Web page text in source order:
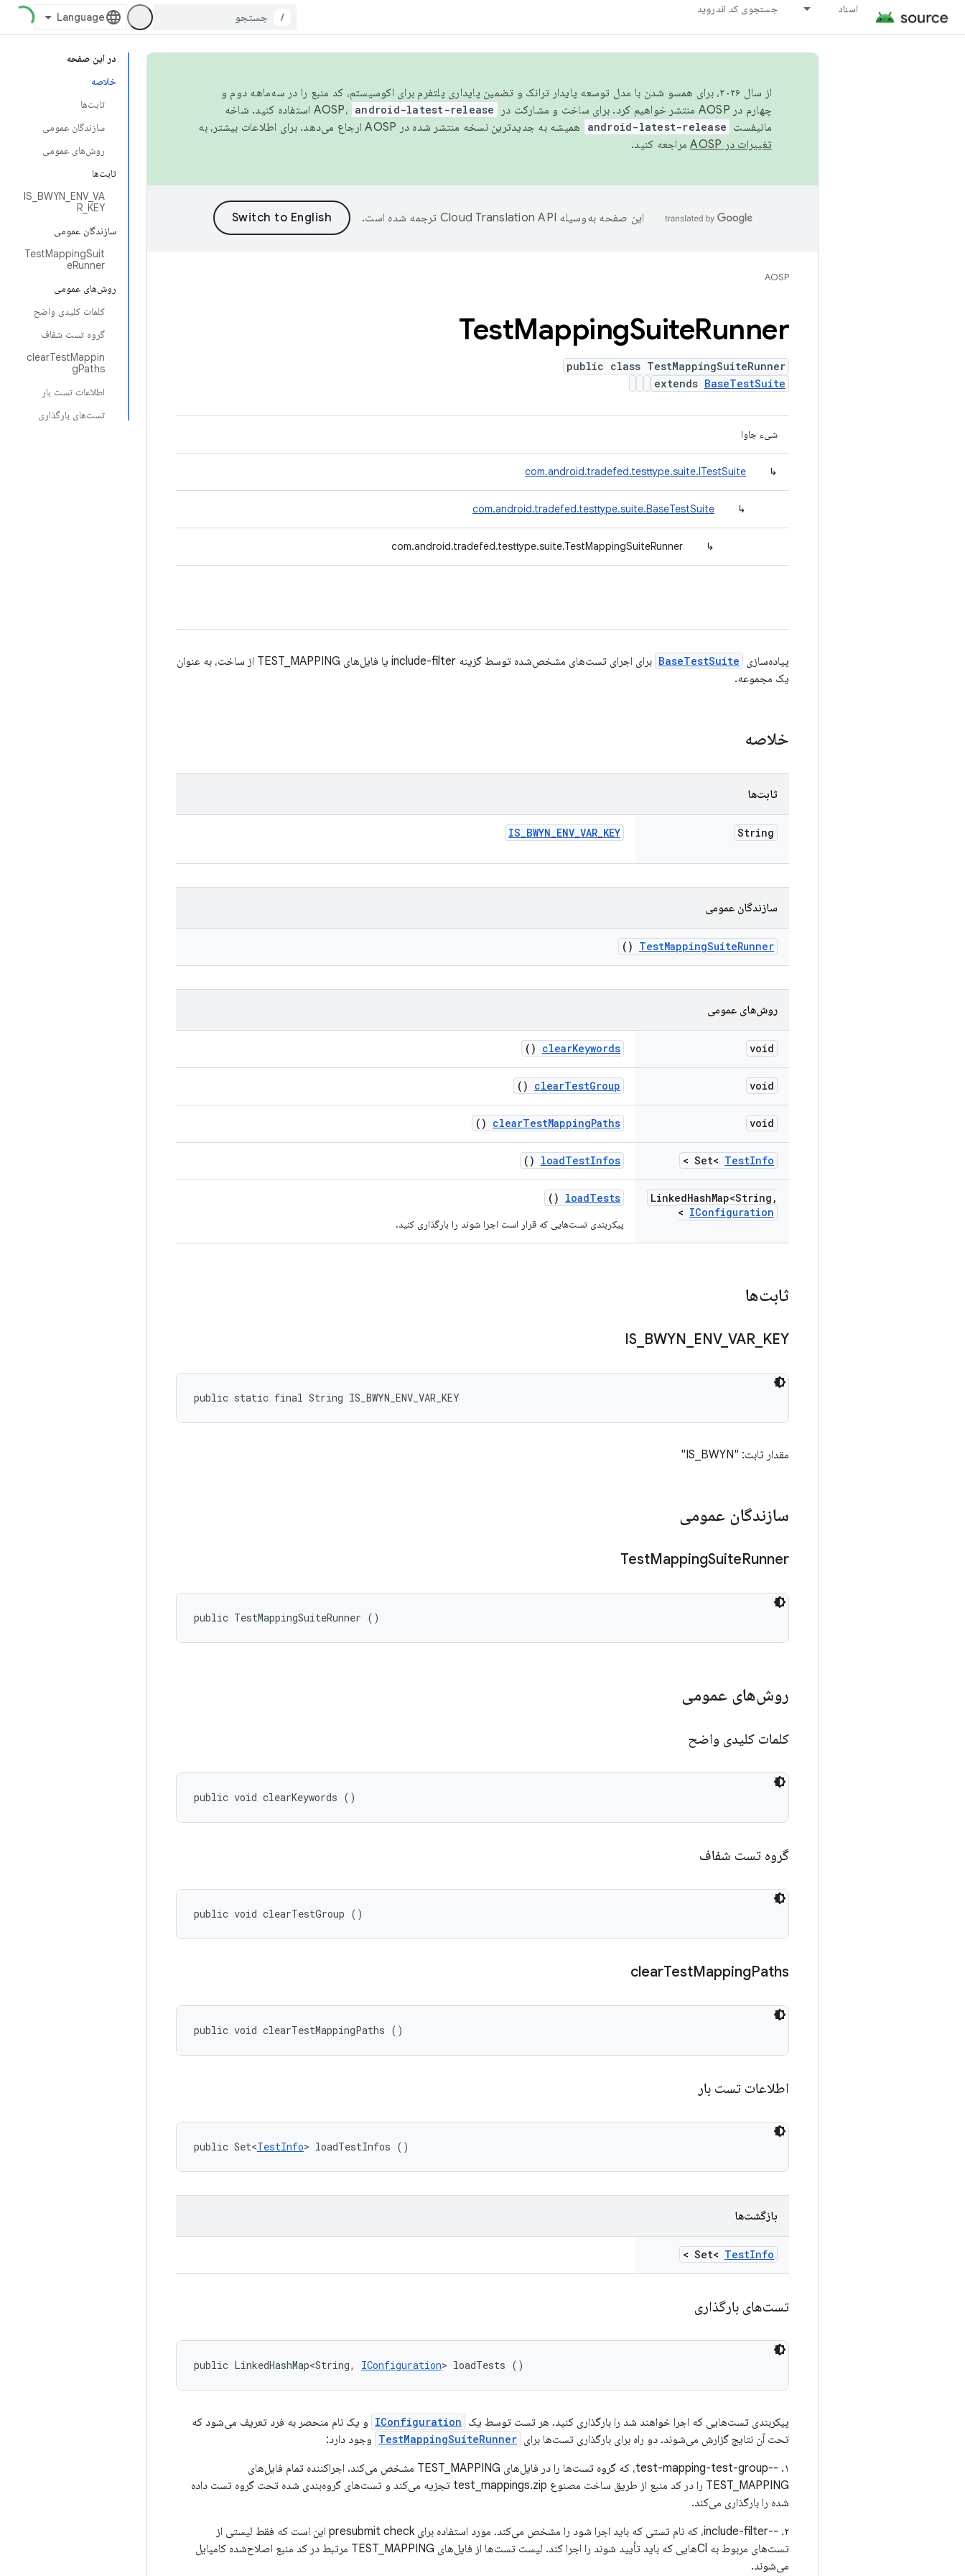
اسناد جستجوی کد اندروید
/
در این صفحه
خلاصه
ثابت‌ها
سازندگان عمومی
روش‌های عمومی
ثابت‌ها
IS_BWYN_ENV_VA
R_KEY
سازندگان عمومی
TestMappingSuit
eRunner
روش‌های عمومی
کلمات کلیدی واضح
گروه تست شفاف
clearTestMappin
gPaths
اطلاعات تست بار
تست‌های بارگذاری
از سال ۲۰۲۶، برای همسو شدن با مدل توسعه پایدار ترانک و تضمین پایداری پلتفرم برای اکوسیستم، کد منبع را در سه‌ماهه دوم و
چهارم در AOSP منتشر خواهیم کرد. برای ساخت و مشارکت در AOSP،
android-latest-release
استفاده کنید. شاخه
مانیفست android-latest-release
همیشه به جدیدترین نسخه منتشر شده در AOSP ارجاع می‌دهد. برای اطلاعات بیشتر، به
تغییرات در AOSP
مراجعه کنید.
این صفحه به‌وسیله ترجمه شده است.
AOSP
TestMappingSuiteRunner
public class TestMappingSuiteRunner
extends BaseTestSuite
شیء جاوا
↳
com.android.tradefed.testtype.suite.ITestSuite
↳
com.android.tradefed.testtype.suite.BaseTestSuite
↳
com.android.tradefed.testtype.suite.TestMappingSuiteRunner
پیاده‌سازی BaseTestSuite
برای اجرای تست‌های مشخص‌شده توسط گزینه include-filter یا فایل‌های TEST_MAPPING از ساخت، به عنوان
یک مجموعه.
خلاصه
ثابت‌ها
String
IS_BWYN_ENV_VAR_KEY
سازندگان عمومی
TestMappingSuiteRunner
()
روش‌های عمومی
void
clearKeywords
()
void
clearTestGroup
()
void
clearTestMappingPaths
()
Set< TestInfo
>
loadTestInfos
()
LinkedHashMap<String ,
IConfiguration
>
loadTests
()
پیکربندی تست‌هایی که قرار است اجرا شوند را بارگذاری کنید.
ثابت‌ها
IS BWYN ENV_ VAR KEY
public static final String IS_BWYN_ENV_VAR_KEY
مقدار ثابت: "IS_BWYN"
سازندگان عمومی
TestMappingSuiteRunner
public TestMappingSuiteRunner ()
روش‌های عمومی
کلمات کلیدی واضح
public void clearKeywords ()
گروه تست شفاف
public void clearTestGroup ()
clearTestMappingPaths
public void clearTestMappingPaths ()
اطلاعات تست بار
public Set<TestInfo> loadTestInfos ()
بازگشت‌ها
Set< TestInfo
>
تست‌های بارگذاری
public LinkedHashMap<String, IConfiguration> loadTests ()
پیکربندی تست‌هایی که اجرا خواهند شد را بارگذاری کنید. هر تست توسط یک IConfiguration و یک نام منحصر به فرد تعریف می‌شود که
تحت آن نتایج گزارش می‌شوند. دو راه برای بارگذاری تست‌ها برای TestMappingSuiteRunner وجود دارد:
۱. --test-mapping-test-group، که گروه تست‌ها را در فایل‌های TEST_MAPPING مشخص می‌کند. اجراکننده تمام فایل‌های
TEST_MAPPING را در کد منبع از طریق ساخت مصنوع test_mappings.zip تجزیه می‌کند و تست‌های گروه‌بندی شده تحت گروه تست داده
شده را بارگذاری می‌کند.
۲. --include-filter، که نام تستی که باید اجرا شود را مشخص می‌کند. مورد استفاده برای presubmit check این است که فقط لیستی از
تست‌های مربوط به Clهایی که باید تأیید شوند را اجرا کند. لیست تست‌ها از فایل‌های TEST_MAPPING مرتبط در کد منبع اصلاح‌شده کامپایل
می‌شوند.